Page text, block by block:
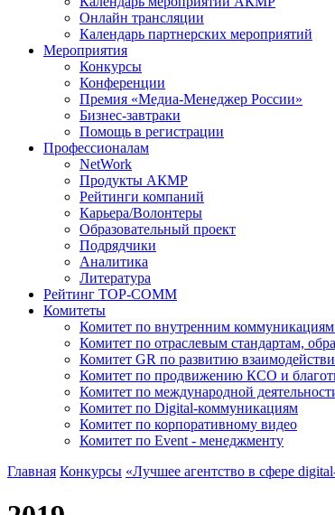
Онлайн трансляции
Календарь партнерских мероприятий
Мероприятия
Конкурсы
Конференции
Премия «Медиа-Менеджер России»
Бизнес-завтраки
Помощь в регистрации
Профессионалам
NetWork
Продукты АКМР
Рейтинги компаний
Карьера/Волонтеры
Образовательный проект
Подрядчики
Аналитика
Литература
Рейтинг TOP-COMM
Комитеты
Комитет по внутренним
Комитет по отраслевым стандартам,
Комитет GR по развитию
Комитет по продвижению КСО и
Комитет по международной
Комитет по Digital-коммуникациям
Комитет по корпоративному видео
Комитет по Event - менеджменту
Главная Конкурсы «Лучшее агентство в сфере